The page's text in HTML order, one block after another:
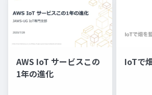
AWS IoT サービスこの
1年の進化
IoTで